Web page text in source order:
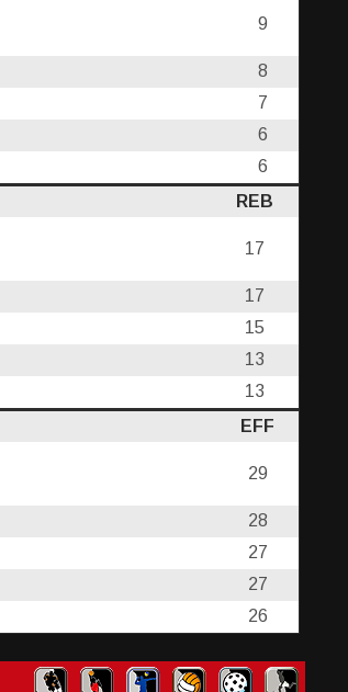
9
8
7
6
6
REB
17
17
15
13
13
EFF
29
28
27
27
26